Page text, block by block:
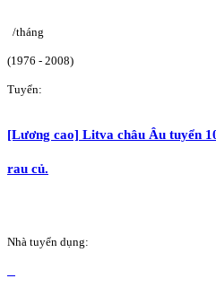
/tháng
(1976 - 2008)
Tuyển:
[Lương cao] Litva châu Âu tuyển
rau củ.
Nhà tuyển dụng: